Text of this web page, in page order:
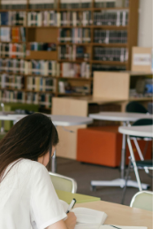
met à mal la
d’un système
voire à…